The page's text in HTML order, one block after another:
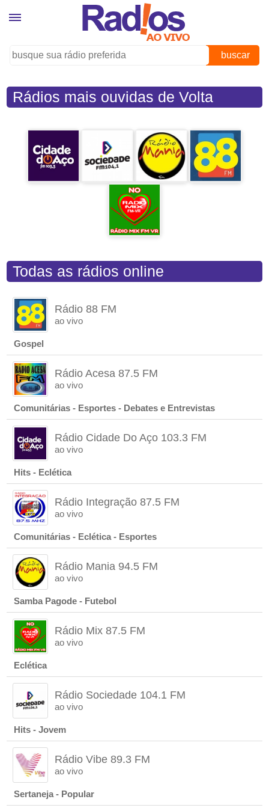
buscar
Rádios mais ouvidas de Volta
Todas as rádios online
Rádio 88 FM
ao vivo
Gospel
Rádio Acesa 87.5 FM
ao vivo
Comunitárias - Esportes - Debates e Entrevistas
Rádio Cidade Do Aço 103.3 FM
ao vivo
Hits - Eclética
Rádio Integração 87.5 FM
ao vivo
Comunitárias - Eclética - Esportes
Rádio Mania 94.5 FM
ao vivo
Samba Pagode - Futebol
Rádio Mix 87.5 FM
ao vivo
Eclética
Rádio Sociedade 104.1 FM
ao vivo
Hits - Jovem
Rádio Vibe 89.3 FM
ao vivo
Sertaneja - Popular